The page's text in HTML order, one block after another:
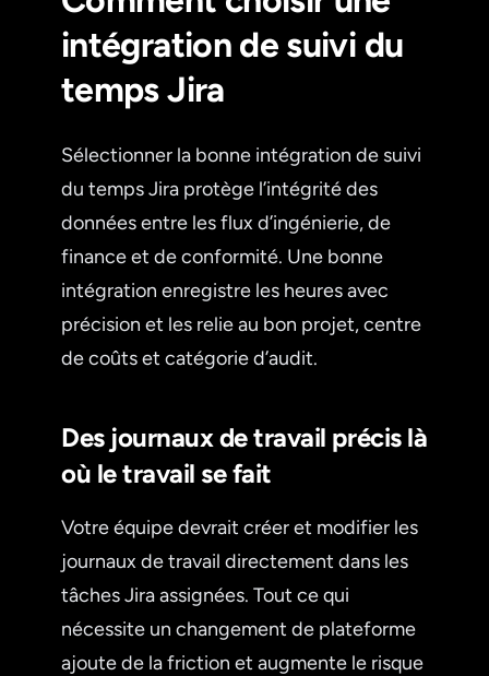
intégration de suivi du
temps Jira
Sélectionner la bonne intégration de suivi
du temps Jira protège l’intégrité des
données entre les flux d’ingénierie, de
finance et de conformité. Une bonne
intégration enregistre les heures avec
précision et les relie au bon projet, centre
de coûts et catégorie d’audit.
Des journaux de travail précis là
où le travail se fait
Votre équipe devrait créer et modifier les
journaux de travail directement dans les
tâches Jira assignées. Tout ce qui
nécessite un changement de plateforme
ajoute de la friction et augmente le risque